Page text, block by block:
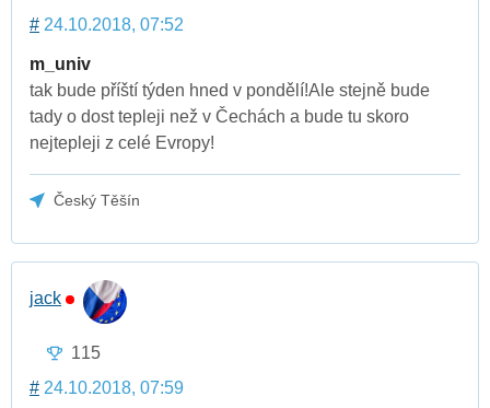
# 24.10.2018, 07:52
m_univ
tak bude příští týden hned v pondělí!Ale stejně bude
tady o dost tepleji než v Čechách a bude tu skoro
nejtepleji z celé Evropy!
Český Těšín
jack
115
# 24.10.2018, 07:59